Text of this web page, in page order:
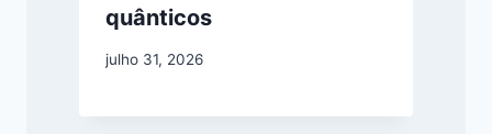
quânticos
julho 31, 2026